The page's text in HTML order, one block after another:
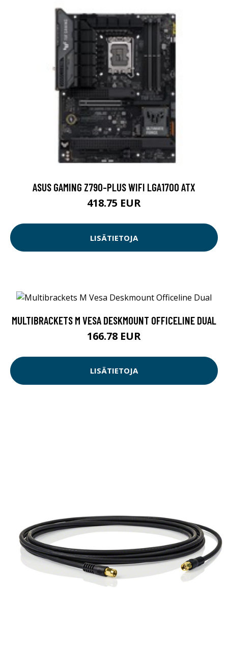
ASUS GAMING Z790-PLUS WIFI LGA1700 ATX
418.75 EUR
LISÄTIETOJA
MULTIBRACKETS M VESA DESKMOUNT OFFICELINE DUAL
166.78 EUR
LISÄTIETOJA